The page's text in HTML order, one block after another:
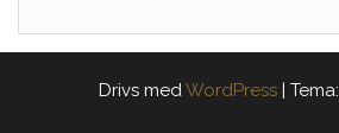
Drivs medWordPress Tema: